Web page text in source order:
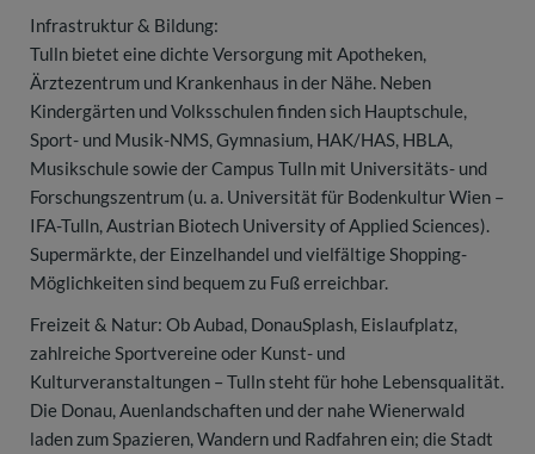
Infrastruktur & Bildung:
Tulln bietet eine dichte Versorgung mit Apotheken,
Ärztezentrum und Krankenhaus in der Nähe. Neben
Kindergärten und Volksschulen finden sich Hauptschule,
Sport- und Musik-NMS, Gymnasium, HAK/HAS, HBLA,
Musikschule sowie der Campus Tulln mit Universitäts- und
Forschungszentrum (u. a. Universität für Bodenkultur Wien –
IFA-Tulln, Austrian Biotech University of Applied Sciences).
Supermärkte, der Einzelhandel und vielfältige Shopping-
Möglichkeiten sind bequem zu Fuß erreichbar.
Freizeit & Natur: Ob Aubad, DonauSplash, Eislaufplatz,
zahlreiche Sportvereine oder Kunst- und
Kulturveranstaltungen – Tulln steht für hohe Lebensqualität.
Die Donau, Auenlandschaften und der nahe Wienerwald
laden zum Spazieren, Wandern und Radfahren ein; die Stadt